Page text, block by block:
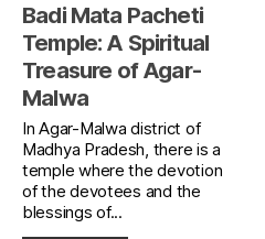
Badi Mata Pacheti
Temple: A Spiritual
Treasure of Agar-
Malwa
In Agar-Malwa district of
Madhya Pradesh, there is a
temple where the devotion
of the devotees and the
blessings of...